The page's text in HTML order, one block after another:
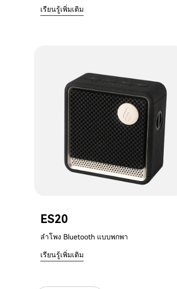
เรียนรู้เพิ่มเติม
ES20
ลำโพง Bluetooth แบบพกพา
เรียนรู้เพิ่มเติม